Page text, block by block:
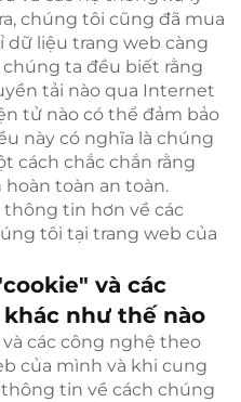
chúng tôi cũng đã mua
dữ liệu trang web càng
ta đều biết rằng
tải nào qua Internet
tử nào có thể đảm bảo
này có nghĩa là chúng
cách chắc chắn rằng
toàn an toàn.
tin hơn về các
tôi tại trang web của
và các
như thế nào
các công nghệ theo
của mình và khi cung
tin về cách chúng